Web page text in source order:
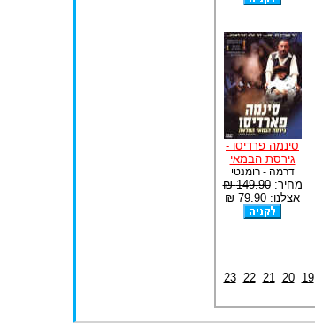
סינמה פרדיסו -
גירסת הבמאי
דרמה - רומנטי
מחיר:149.90 ₪
אצלנו: 79.90 ₪
19
20
21
22
23